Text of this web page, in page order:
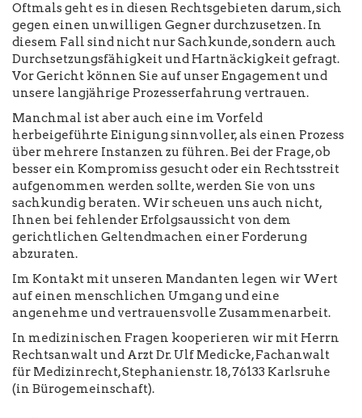
Oftmals geht es in diesen Rechtsgebieten darum, sich
gegen einen unwilligen Gegner durchzusetzen. In
diesem Fall sind nicht nur Sachkunde, sondern auch
Durchsetzungsfähigkeit und Hartnäckigkeit gefragt.
Vor Gericht können Sie auf unser Engagement und
unsere langjährige Prozesserfahrung vertrauen.
Manchmal ist aber auch eine im Vorfeld
herbeigeführte Einigung sinnvoller, als einen Prozess
über mehrere Instanzen zu führen. Bei der Frage, ob
besser ein Kompromiss gesucht oder ein Rechtsstreit
aufgenommen werden sollte, werden Sie von uns
sachkundig beraten. Wir scheuen uns auch nicht,
Ihnen bei fehlender Erfolgsaussicht von dem
gerichtlichen Geltendmachen einer Forderung
abzuraten.
Im Kontakt mit unseren Mandanten legen wir Wert
auf einen menschlichen Umgang und eine
angenehme und vertrauensvolle Zusammenarbeit.
In medizinischen Fragen kooperieren wir mit Herrn
Rechtsanwalt und Arzt Dr. Ulf Medicke, Fachanwalt
für Medizinrecht, Stephanienstr. 18, 76133 Karlsruhe
(in Bürogemeinschaft).